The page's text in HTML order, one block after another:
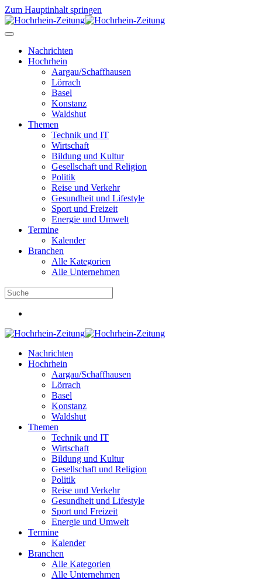
Zum Hauptinhalt springen
Nachrichten
Hochrhein
Aargau/Schaffhausen
Lörrach
Basel
Konstanz
Waldshut
Themen
Technik und IT
Wirtschaft
Bildung und Kultur
Gesellschaft und Religion
Politik
Reise und Verkehr
Gesundheit und Lifestyle
Sport und Freizeit
Energie und Umwelt
Termine
Kalender
Branchen
Alle Kategorien
Alle Unternehmen
Nachrichten
Hochrhein
Aargau/Schaffhausen
Lörrach
Basel
Konstanz
Waldshut
Themen
Technik und IT
Wirtschaft
Bildung und Kultur
Gesellschaft und Religion
Politik
Reise und Verkehr
Gesundheit und Lifestyle
Sport und Freizeit
Energie und Umwelt
Termine
Kalender
Branchen
Alle Kategorien
Alle Unternehmen